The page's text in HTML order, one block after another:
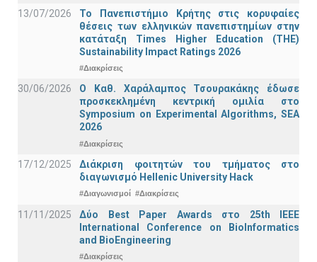
13/07/2026
Το Πανεπιστήμιο Κρήτης στις κορυφαίες
θέσεις των ελληνικών πανεπιστημίων στην
κατάταξη Times Higher Education (ΤΗΕ)
Sustainability Impact Ratings 2026
#Διακρίσεις
30/06/2026
Ο Καθ. Χαράλαμπος Τσουρακάκης έδωσε
προσκεκλημένη κεντρική ομιλία στο
Symposium on Experimental Algorithms, SEA
2026
#Διακρίσεις
17/12/2025
Διάκριση φοιτητών του τμήματος στο
διαγωνισμό Hellenic University Hack
#Διαγωνισμοί #Διακρίσεις
11/11/2025
Δύο Best Paper Awards στο 25th IEEE
International Conference on BioInformatics
and BioEngineering
#Διακρίσεις